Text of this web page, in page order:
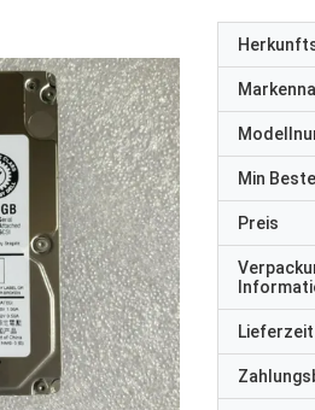
Min
Preis
Lieferzeit